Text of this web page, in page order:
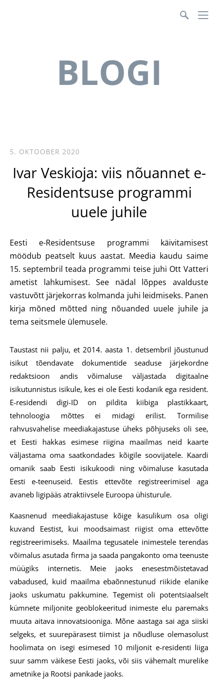
BLOGI
5. OKTOOBER 2020
Ivar Veskioja: viis nõuannet e-
Residentsuse programmi
uuele juhile
Eesti e-Residentsuse programmi käivitamisest
möödub peatselt kuus aastat. Meedia kaudu saime
15. septembril teada programmi teise juhi Ott Vatteri
ametist lahkumisest. See nädal lõppes avalduste
vastuvõtt järjekorras kolmanda juhi leidmiseks. Panen
kirja mõned mõtted ning nõuanded uuele juhile ja
tema seitsmele ülemusele.
Taustast nii palju, et 2014. aasta 1. detsembril jõustunud
isikut tõendavate dokumentide seaduse järjekordne
redaktsioon andis võimaluse väljastada digitaalne
isikutunnistus isikule, kes ei ole Eesti kodanik ega resident.
E-residendi digi-ID on pildita kiibiga plastikkaart,
tehnoloogia mõttes ei midagi erilist. Tormilise
rahvusvahelise meediakajastuse üheks põhjuseks oli see,
et Eesti hakkas esimese riigina maailmas neid kaarte
väljastama oma saatkondades kõigile soovijatele. Kaardi
omanik saab Eesti isikukoodi ning võimaluse kasutada
Eesti e-teenuseid. Eestis ettevõte registreerimisel aga
avaneb ligipääs atraktiivsele Euroopa ühisturule.
Kaasnenud meediakajastuse kõige kasulikum osa oligi
kuvand Eestist, kui moodsaimast riigist oma ettevõtte
registreerimiseks. Maailma tegusatele inimestele terendas
võimalus asutada firma ja saada pangakonto oma teenuste
müügiks internetis. Meie jaoks enesestmõistetavad
vabadused, kuid maailma ebaõnnestunud riikide elanike
jaoks uskumatu pakkumine. Tegemist oli potentsiaalselt
kümnete miljonite geoblokeeritud inimeste elu paremaks
muuta aitava innovatsiooniga. Mõne aastaga sai aga siiski
selgeks, et suurepärasest tiimist ja nõudluse olemasolust
hoolimata on isegi esimesed 10 miljonit e-residenti liiga
suur samm väikese Eesti jaoks, või siis vähemalt murelike
ametnike ja Rootsi pankade jaoks.